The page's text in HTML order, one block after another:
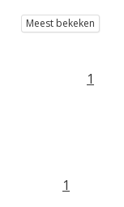
Meest bekeken
1
1